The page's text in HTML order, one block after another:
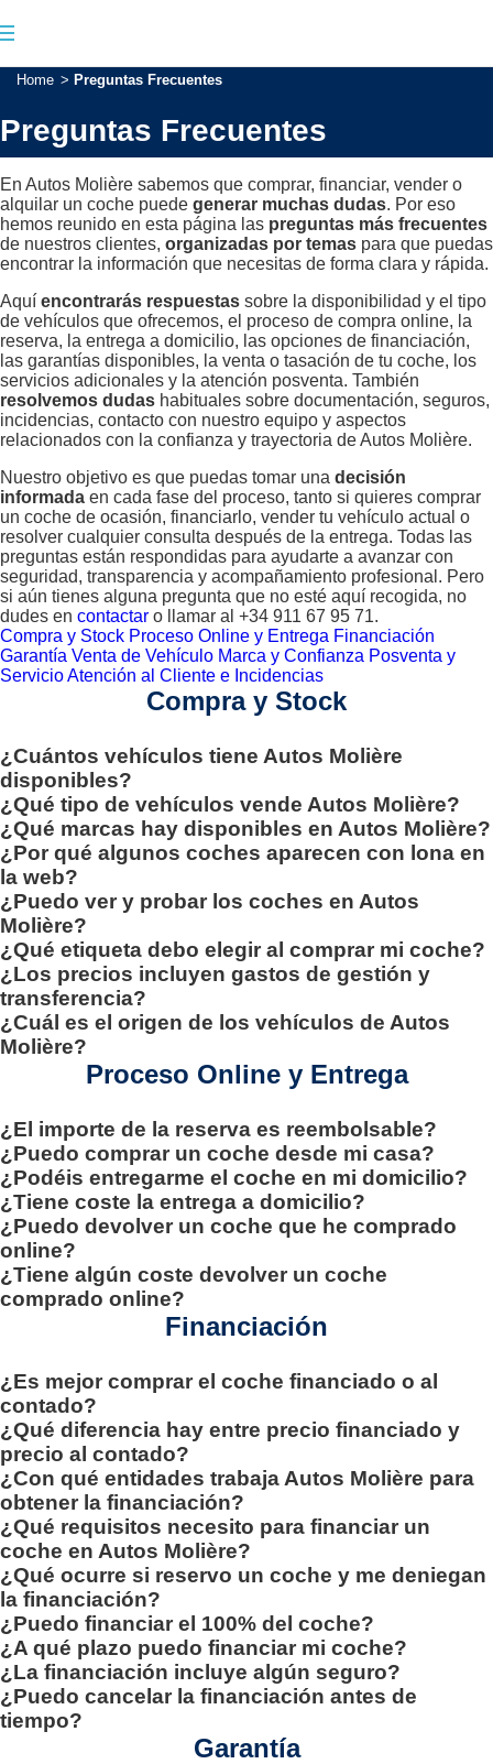
Home > Preguntas Frecuentes
Preguntas Frecuentes
En Autos Molière sabemos que comprar, financiar, vender o
alquilar un coche puede generar muchas dudas. Por eso
hemos reunido en esta página las preguntas más frecuentes
de nuestros clientes, organizadas por temas para que puedas
encontrar la información que necesitas de forma clara y rápida.
Aquí encontrarás respuestas sobre la disponibilidad y el tipo
de vehículos que ofrecemos, el proceso de compra online, la
reserva, la entrega a domicilio, las opciones de financiación,
las garantías disponibles, la venta o tasación de tu coche, los
servicios adicionales y la atención posventa. También
resolvemos dudas habituales sobre documentación, seguros,
incidencias, contacto con nuestro equipo y aspectos
relacionados con la confianza y trayectoria de Autos Molière.
Nuestro objetivo es que puedas tomar una decisión
informada en cada fase del proceso, tanto si quieres comprar
un coche de ocasión, financiarlo, vender tu vehículo actual o
resolver cualquier consulta después de la entrega. Todas las
preguntas están respondidas para ayudarte a avanzar con
seguridad, transparencia y acompañamiento profesional. Pero
si aún tienes alguna pregunta que no esté aquí recogida, no
dudes en contactar o llamar al +34 911 67 95 71.
Compra y Stock Proceso Online y Entrega Financiación
Garantía Venta de Vehículo Marca y Confianza Posventa y
ServicioAtención al Cliente e Incidencias
Compra y Stock
¿Cuántos vehículos tiene Autos Molière
disponibles?
¿Qué tipo de vehículos vende Autos Molière?
¿Qué marcas hay disponibles en Autos Molière?
¿Por qué algunos coches aparecen con lona en
la web?
¿Puedo ver y probar los coches en Autos
Molière?
¿Qué etiqueta debo elegir al comprar mi coche?
¿Los precios incluyen gastos de gestión y
transferencia?
¿Cuál es el origen de los vehículos de Autos
Molière?
Proceso Online y Entrega
¿El importe de la reserva es reembolsable?
¿Puedo comprar un coche desde mi casa?
¿Podéis entregarme el coche en mi domicilio?
¿Tiene coste la entrega a domicilio?
¿Puedo devolver un coche que he comprado
online?
¿Tiene algún coste devolver un coche
comprado online?
Financiación
¿Es mejor comprar el coche financiado o al
contado?
¿Qué diferencia hay entre precio financiado y
precio al contado?
¿Con qué entidades trabaja Autos Molière para
obtener la financiación?
¿Qué requisitos necesito para financiar un
coche en Autos Molière?
¿Qué ocurre si reservo un coche y me deniegan
la financiación?
¿Puedo financiar el 100% del coche?
¿A qué plazo puedo financiar mi coche?
¿La financiación incluye algún seguro?
¿Puedo cancelar la financiación antes de
tiempo?
Garantía